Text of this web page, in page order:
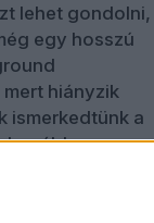
lehet gondolni,
egy hosszú
hiányzik
ismerkedtünk a
szerint
aki harminc éve